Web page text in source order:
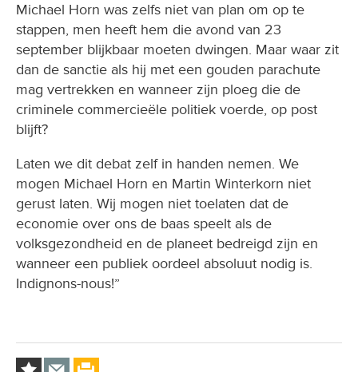
Michael Horn was zelfs niet van plan om op te
stappen, men heeft hem die avond van 23
september blijkbaar moeten dwingen. Maar waar zit
dan de sanctie als hij met een gouden parachute
mag vertrekken en wanneer zijn ploeg die de
criminele commercieële politiek voerde, op post
blijft?
Laten we dit debat zelf in handen nemen. We
mogen Michael Horn en Martin Winterkorn niet
gerust laten. Wij mogen niet toelaten dat de
economie over ons de baas speelt als de
volksgezondheid en de planeet bedreigd zijn en
wanneer een publiek oordeel absoluut nodig is.
Indignons-nous!”